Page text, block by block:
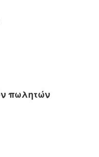
πωλητών